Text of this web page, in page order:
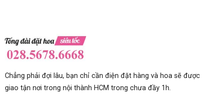
Chẳng phải đợi lâu, bạn chỉ cần điện đặt hàng và hoa sẽ được
giao tận nơi trong nội thành HCM trong chưa đầy 1h.